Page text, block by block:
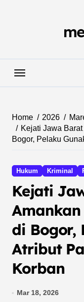
Home 2026
Kejati Jawa
Bogor, Pelaku
Hukum Kriminal
Kejati
di Bogor,
Atribut
Korban
Mar 18, 2026